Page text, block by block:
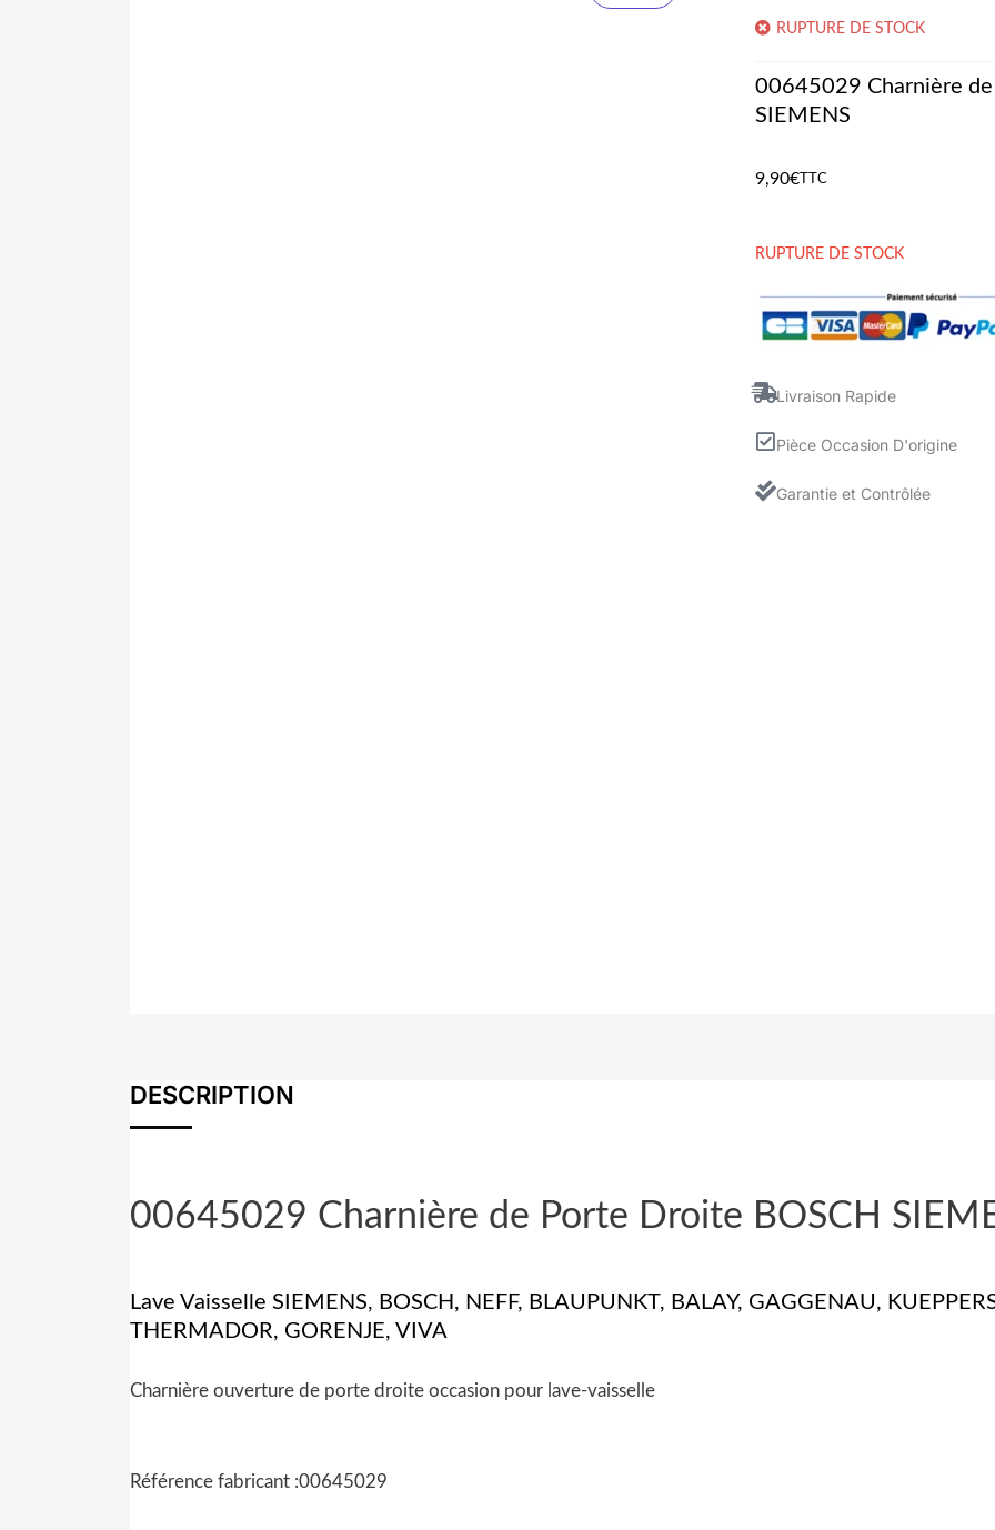
RUPTURE DE STOCK
00645029 Charnière
SIEMENS
9,90€TTC
RUPTURE DE STOCK
Livraison Rapide
Pièce Occasion D'origine
Garantie et Contrôlée
DESCRIPTION
00645029 Charnière de Porte Droite BOSCH
Lave Vaisselle SIEMENS, BOSCH, NEFF, BLAUPUNKT, BALAY, GAGGENAU,
THERMADOR, GORENJE, VIVA
Charnière ouverture de porte droite occasion pour lave-vaisselle
Référence fabricant :00645029